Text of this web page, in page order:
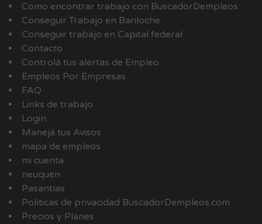
Como encontrar trabajo con BuscadorDempleos
Conseguir Trabajo en Bariloche
Conseguir trabajo en Capital federal
Contacto
Controlá tus alertas de Empleo
Empleos Por Empresas
FAQ
Links de trabajo
Login
Manejá tus Avisos
mapa de empleos
mi cuenta
neuquen
Pasantías
Políticas de privacidad BuscadorDempleos.com
Precios y Planes